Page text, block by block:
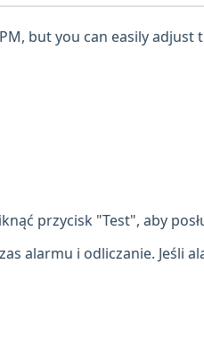
but you can easily adjust
przycisk "Test", aby
alarmu i odliczanie. Jeśli